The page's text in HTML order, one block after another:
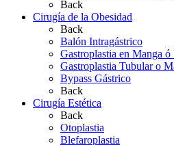
Back
Cirugía de la Obesidad
Back
Balón Intragástrico
Gastroplastia en Manga
Gastroplastia Tubular o
Bypass Gástrico
Back
Cirugía Estética
Back
Otoplastia
Blefaroplastia